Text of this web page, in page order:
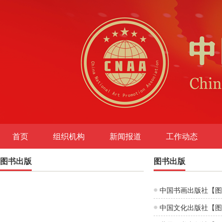
首页 组织机构 新闻报道 工作动态
图书出版
图书出版 图书出版
中国书画出版社【
中国文化出版社【